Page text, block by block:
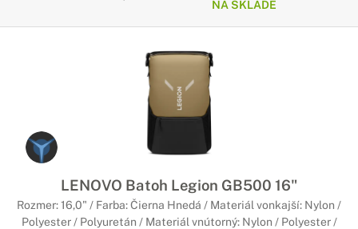
NA SKLADE
LENOVO Batoh Legion GB500 16"
Rozmer: 16,0" / Farba: Čierna Hnedá / Materiál vonkajší: Nylon /
Polyester / Polyuretán / Materiál vnútorný: Nylon / Polyester /